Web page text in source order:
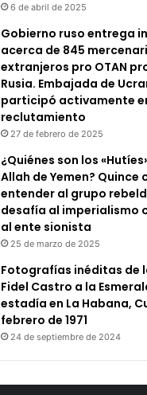
6 de abril de 2025
Gobierno ruso entrega
acerca de 845
extranjeros pro OTAN
Rusia. Embajada de
participó activamente
reclutamiento
27 de febrero de 2025
¿Quiénes son los
Allah de Yemen? Quince
entender al grupo
desafía al imperialismo
al ente sionista
25 de marzo de 2025
Fotografías inéditas de
Fidel Castro a la
estadía en La Habana,
febrero de 1971
24 de septiembre de 2024